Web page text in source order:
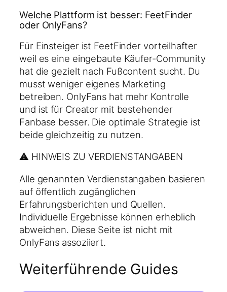
Welche Plattform ist besser: FeetFinder
oder OnlyFans?
Für Einsteiger ist FeetFinder vorteilhafter
weil es eine eingebaute Käufer-Community
hat die gezielt nach Fußcontent sucht. Du
musst weniger eigenes Marketing
betreiben. OnlyFans hat mehr Kontrolle
und ist für Creator mit bestehender
Fanbase besser. Die optimale Strategie ist
beide gleichzeitig zu nutzen.
⚠️ HINWEIS ZU VERDIENSTANGABEN
Alle genannten Verdienstangaben basieren
auf öffentlich zugänglichen
Erfahrungsberichten und Quellen.
Individuelle Ergebnisse können erheblich
abweichen. Diese Seite ist nicht mit
OnlyFans assoziiert.
Weiterführende Guides